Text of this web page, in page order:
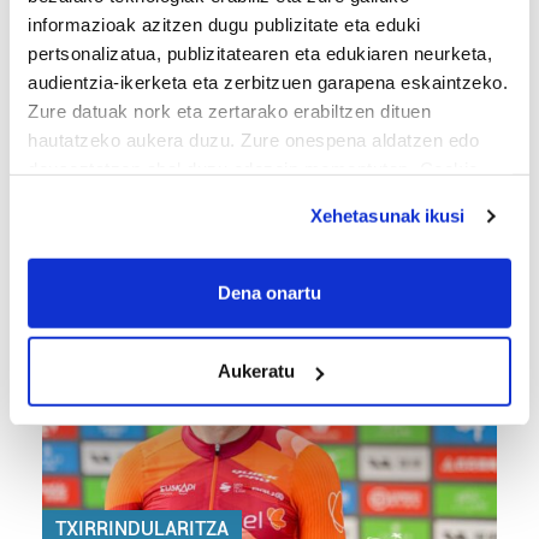
informazioak azitzen dugu publizitate eta eduki
pertsonalizatua, publizitatearen eta edukiaren neurketa,
audientzia-ikerketa eta zerbitzuen garapena eskaintzeko.
Zure datuak nork eta zertarako erabiltzen dituen
hautatzeko aukera duzu. Zure onespena aldatzen edo
If you allow, we would also like to:
Collect information about your geographical
Identify your device by actively scanning it for
specific characteristics (fingerprinting)
Find out more about how your personal data is processed
and set your preferences in the details section
Guk eta gure bazkideek zure datu pertsonalak
Xehetasunak ikusi
Dena onartu
Aukeratu
BERO BOLADA
«Ez dago belarrik; garai honetarako oso erreta
TXIRRINDULARITZA